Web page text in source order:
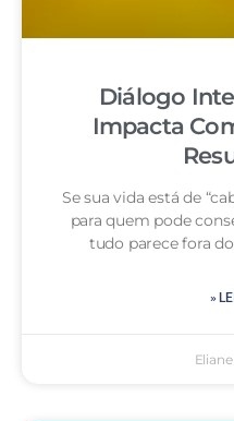
Diálogo
Impacta
Se sua vida está de
para quem pode
tudo parece fora
»